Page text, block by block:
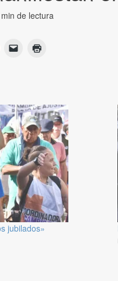
de lectura
jubilados»